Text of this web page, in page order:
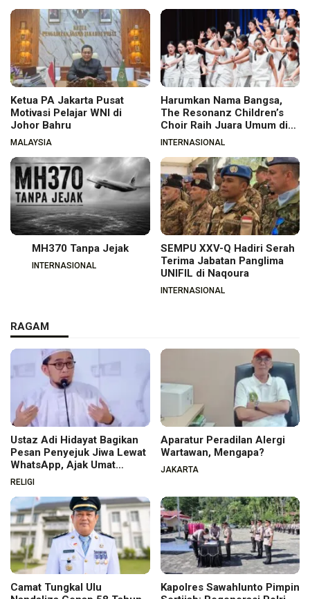
Ketua PA Jakarta Pusat
Motivasi Pelajar WNI di
Johor Bahru
MALAYSIA
Harumkan Nama Bangsa,
The Resonanz Children’s
Choir Raih Juara Umum di
Hungaria
INTERNASIONAL
MH370 Tanpa Jejak
INTERNASIONAL
SEMPU XXV-Q Hadiri Serah
Terima Jabatan Panglima
UNIFIL di Naqoura
INTERNASIONAL
RAGAM
Ustaz Adi Hidayat Bagikan
Pesan Penyejuk Jiwa Lewat
WhatsApp, Ajak Umat
Menata Hati dan Iman
RELIGI
Aparatur Peradilan Alergi
Wartawan, Mengapa?
JAKARTA
Camat Tungkal Ulu
Kapolres Sawahlunto Pimpin